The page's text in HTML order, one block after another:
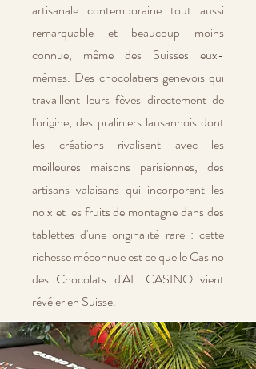
artisanale contemporaine tout aussi
remarquable et beaucoup moins
connue, même des Suisses eux-
mêmes. Des chocolatiers genevois qui
travaillent leurs fèves directement de
l'origine, des praliniers lausannois dont
les créations rivalisent avec les
meilleures maisons parisiennes, des
artisans valaisans qui incorporent les
noix et les fruits de montagne dans des
tablettes d'une originalité rare : cette
richesse méconnue est ce que le Casino
des Chocolats d'AE CASINO vient
révéler en Suisse.